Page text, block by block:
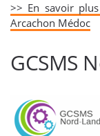
>> En savoir
Arcachon Médoc
GCSMS